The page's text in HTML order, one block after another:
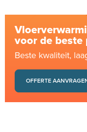
voor de beste
Beste kwaliteit,
OFFERTE